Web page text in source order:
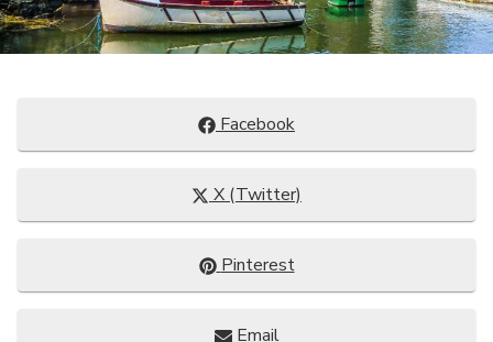
Compartir
en
Facebook
Compartir
en
X (Twitter)
Compartir
en
Pinterest
Compartir
Email